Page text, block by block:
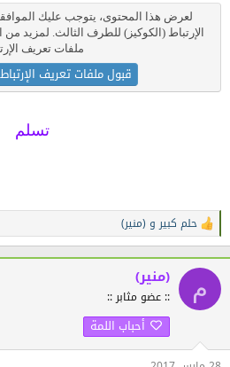
لعرض هذا المحتوى، يتوجب عليك
الإرتباط (الكوكيز) للطرف الثالث. لمزيد من
ملفات تعريف
قبول ملفات تعريف
تسلم
ا
ل
ت
ف
ع
:
حلم كبير و (منير)
م (منير)
:: عضو مثابر ::
أحباب اللمة